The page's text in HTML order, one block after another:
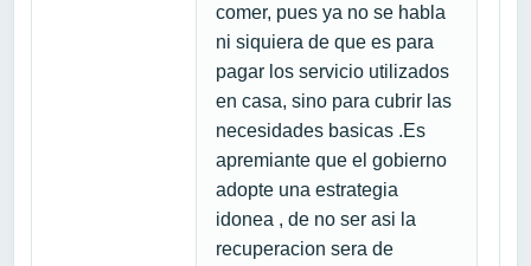
comer, pues ya no se habla
ni siquiera de que es para
pagar los servicio utilizados
en casa, sino para cubrir las
necesidades basicas .Es
apremiante que el gobierno
adopte una estrategia
idonea , de no ser asi la
recuperacion sera de